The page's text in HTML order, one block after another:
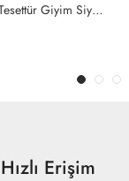
Siyah Premium Sultan Elbise Tesettür Giyim Siyah
Hızlı Erişim